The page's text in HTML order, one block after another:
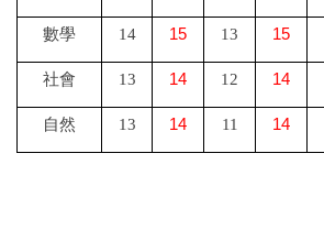
數學 14 15 13 15
社會 13 14 12 14
自然 13 14 11 14